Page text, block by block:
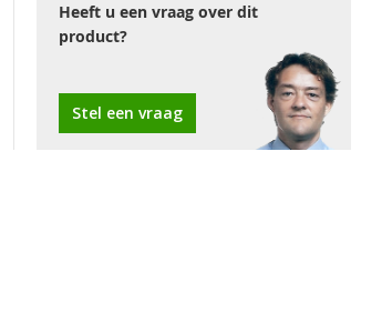
Heeft u een vraag over dit
product?
Stel een vraag